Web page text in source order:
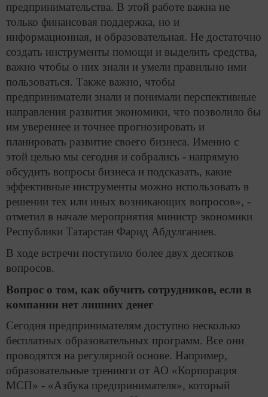
предпринимательства. В этой работе важна не
только финансовая поддержка, но и
информационная, и образовательная. Не достаточно
создать инструменты помощи и выделить средства,
важно чтобы о них знали и умели правильно ими
пользоваться. Также важно, чтобы
предприниматели знали и понимали перспективные
направления развития экономики, что позволило бы
им увереннее и точнее прогнозировать и
планировать развитие своего бизнеса. Именно с
этой целью мы сегодня и собрались - напрямую
обсудить вопросы бизнеса и подсказать, какие
эффективные инструменты можно использовать в
решении тех или иных возникающих вопросов», -
отметил в начале мероприятия министр экономики
Республики Татарстан Фарид Абдулганиев.
В ходе встречи поступило более двух десятков
вопросов.
Вопрос о том, как обучить сотрудников, если в
компании нет лишних денег
Сегодня предпринимателям доступно несколько
бесплатных образовательных программ. Все они
проводятся на регулярной основе. Например,
образовательные тренинги от АО «Корпорация
МСП» - «Азбука предпринимателя», который